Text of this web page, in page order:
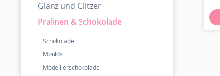
Glanz und Glitzer
Pralinen & Schokolade
Schokolade
Moulds
Modellierschokolade